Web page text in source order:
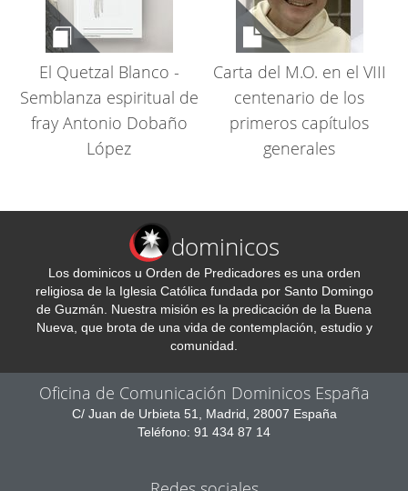
El Quetzal Blanco -
Semblanza espiritual de
fray Antonio Dobaño
López
Carta del M.O. en el VIII
centenario de los
primeros capítulos
generales
dominicos
Los dominicos u Orden de Predicadores es una orden
religiosa de la Iglesia Católica fundada por Santo Domingo
de Guzmán. Nuestra misión es la predicación de la Buena
Nueva, que brota de una vida de contemplación, estudio y
comunidad.
Oficina de Comunicación Dominicos España
C/ Juan de Urbieta 51, Madrid, 28007 España
Teléfono: 91 434 87 14